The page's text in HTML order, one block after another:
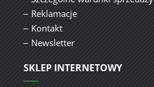
Reklamacje
Kontakt
Newsletter
SKLEP INTERNETOWY